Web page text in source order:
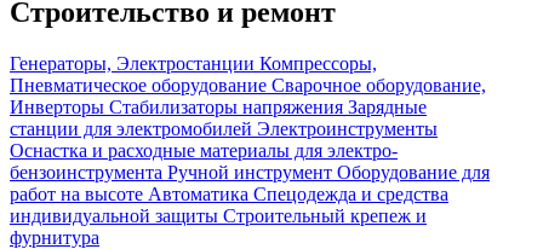
Строительство и ремонт
Генераторы, Электростанции Компрессоры,
Пневматическое оборудование Сварочное оборудование,
Инверторы Стабилизаторы напряжения Зарядные
станции для электромобилей Электроинструменты
Оснастка и расходные материалы для электро-
бензоинструмента Ручной инструмент Оборудование для
работ на высоте Автоматика Спецодежда и средства
индивидуальной защиты Строительный крепеж и
фурнитура